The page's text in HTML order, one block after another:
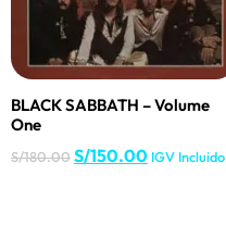
BLACK SABBATH – Volume
One
S/180.00S/150.00 IGV Incluido